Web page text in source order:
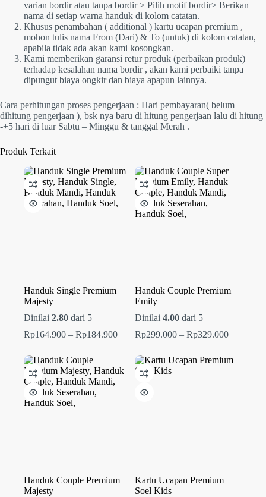
varian bordir atau tanpa bordir > Pilih motif bordir> Berikan
nama di setiap warna handuk di kolom catatan.
Khusus penambahan ( additional ) kartu ucapan premium ,
mohon tulis nama From (Dari) & To (untuk) di kolom catatan,
apabila tidak ada akan kami kosongkan.
Kami memberikan garansi retur produk (perbaikan produk)
terhadap kesalahan nama bordir , akan kami perbaiki tanpa
dipungut biaya ongkir dan biaya apapun lainnya.
Cara perhitungan proses pengerjaan : Hari pembayaran( belum
dihitung pengerjaan ), bsk nya baru di hitung pengerjaan lalu di hitung
-+5 hari di luar Sabtu – Minggu & tanggal Merah .
Produk Terkait
Handuk Single Premium
Majesty
Dinilai 2.80 dari 5
Rp164.900 – Rp184.900Rentang
Rp164.900
hingga
Rp184.900
Handuk Couple Premium
Emily
Dinilai 4.00dari 5
Rp299.000 – Rp329.000Rentang
hingga
Handuk Couple Premium
Majesty
Kartu Ucapan Premium
Soel Kids